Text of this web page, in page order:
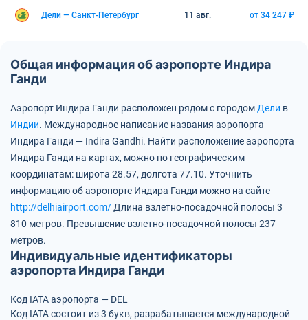
Дели — Санкт-Петербург 11 авг. от 34 247 ₽
Общая информация об аэропорте Индира
Ганди
Аэропорт Индира Ганди расположен рядом с городом Дели в
Индии. Международное написание названия аэропорта
Индира Ганди — Indira Gandhi. Найти расположение аэропорта
Индира Ганди на картах, можно по географическим
координатам: широта 28.57, долгота 77.10. Уточнить
информацию об аэропорте Индира Ганди можно на сайте
http://delhiairport.com/ Длина взлетно-посадочной полосы 3
810 метров. Превышение взлетно-посадочной полосы 237
метров.
Индивидуальные идентификаторы
аэропорта Индира Ганди
Код IATA аэропорта — DEL
Код IATA состоит из 3 букв, разрабатывается международной